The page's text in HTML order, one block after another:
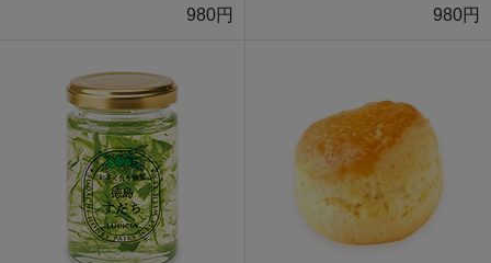
980円
980円